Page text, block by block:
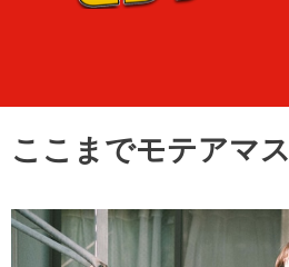
ここまでモテアマス